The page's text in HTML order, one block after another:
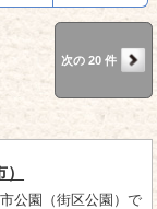
次の 20 件
公園（街区公園）で